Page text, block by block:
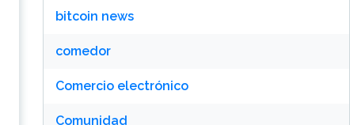
bitcoin news
comedor
Comercio electrónico
Comunidad